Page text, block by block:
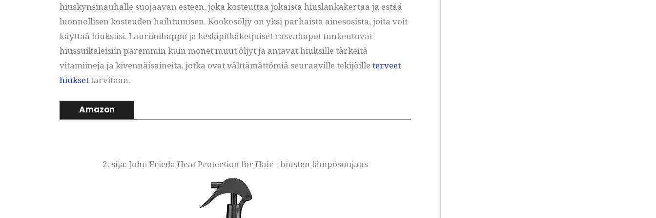
hiuskynsinauhalle suojaavan esteen, joka kosteuttaa jokaista hiuslankakertaa ja estää
luonnollisen kosteuden haihtumisen. Kookosöljy on yksi parhaista ainesosista, joita voit
käyttää hiuksiisi. Lauriinihappo ja keskipitkäketjuiset rasvahapot tunkeutuvat
hiussuikaleisiin paremmin kuin monet muut öljyt ja antavat hiuksille tärkeitä
vitamiineja ja kivennäisaineita, jotka ovat välttämättömiä seuraaville tekijöille terveet
hiuksettarvitaan.
Amazon
2. sija: John Frieda Heat Protection for Hair - hiusten lämpösuojaus